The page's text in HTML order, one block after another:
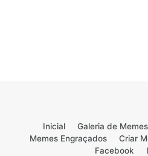
Inicial Galeria de Memes
Memes Engraçados
Criar
Facebook